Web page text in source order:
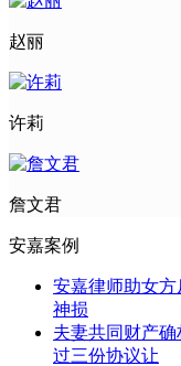
赵丽
许莉
詹文君
安嘉案例
安嘉律师助女方
神损
夫妻共同财产
过三份协议让